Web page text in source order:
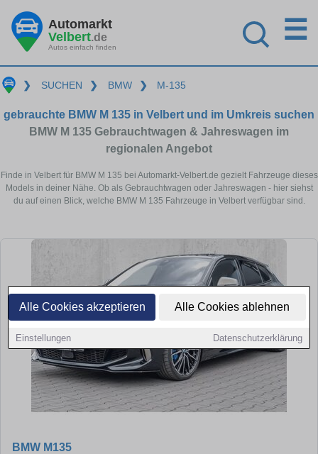
Alle Cookies akzeptieren Alle Cookies ablehnen
Einstellungen Datenschutzerklärung
Automarkt
Velbert.de
Autos einfach finden
☰
❯ SUCHEN ❯ BMW ❯ M-135
gebrauchte BMW M 135 in Velbert und im Umkreis suchen
BMW M 135 Gebrauchtwagen & Jahreswagen im
regionalen Angebot
Finde in Velbert für BMW M 135 bei Automarkt-Velbert.de gezielt Fahrzeuge dieses
Models in deiner Nähe. Ob als Gebrauchtwagen oder Jahreswagen - hier siehst
du auf einen Blick, welche BMW M 135 Fahrzeuge in Velbert verfügbar sind.
BMW M135